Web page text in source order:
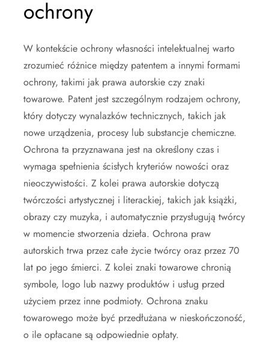
ochrony
W kontekście ochrony własności intelektualnej warto
zrozumieć różnice między patentem a innymi formami
ochrony, takimi jak prawa autorskie czy znaki
towarowe. Patent jest szczególnym rodzajem ochrony,
który dotyczy wynalazków technicznych, takich jak
nowe urządzenia, procesy lub substancje chemiczne.
Ochrona ta przyznawana jest na określony czas i
wymaga spełnienia ścisłych kryteriów nowości oraz
nieoczywistości. Z kolei prawa autorskie dotyczą
twórczości artystycznej i literackiej, takich jak książki,
obrazy czy muzyka, i automatycznie przysługują twórcy
w momencie stworzenia dzieła. Ochrona praw
autorskich trwa przez całe życie twórcy oraz przez 70
lat po jego śmierci. Z kolei znaki towarowe chronią
symbole, logo lub nazwy produktów i usług przed
użyciem przez inne podmioty. Ochrona znaku
towarowego może być przedłużana w nieskończoność,
o ile opłacane są odpowiednie opłaty.